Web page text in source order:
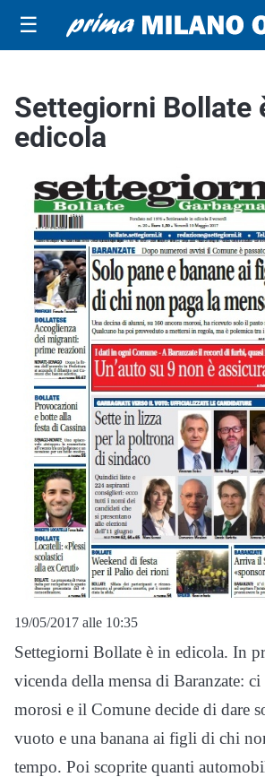
☰
Settegiorni Bollate
edicola
19/05/2017 alle 10:35
Settegiorni Bollate è in edicola. In
vicenda della mensa di Baranzate:
morosi e il Comune decide di dare
vuoto e una banana ai figli di chi
tempo. Poi scoprite quanti